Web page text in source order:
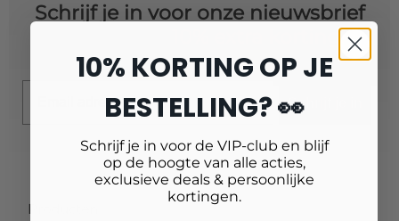
Schrijf je in voor onze nieuwsbrief
10% extra korting!
Schrijf je in
Producten
10% KORTING OP JE
BESTELLING? 👀
Schrijf je in voor de VIP-club en blijf
op de hoogte van alle acties,
exclusieve deals & persoonlijke
kortingen.